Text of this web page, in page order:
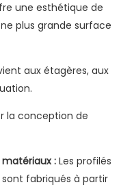
une esthétique de
plus grande surface
aux étagères, aux
: Les profilés
fabriqués à partir